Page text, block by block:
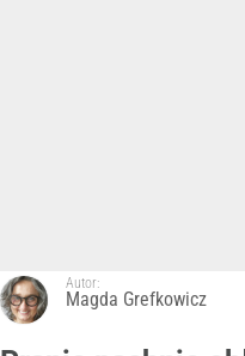
Autor:
Magda Grefkowicz